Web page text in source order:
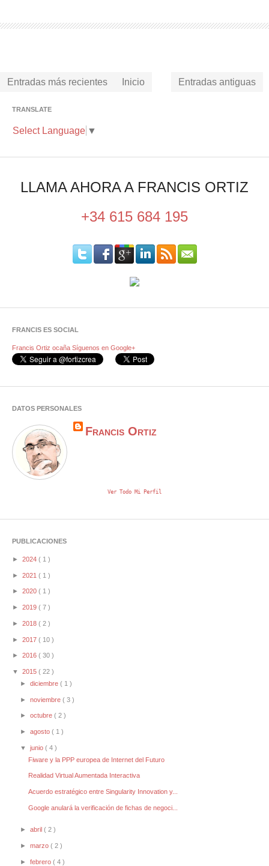
Entradas más recientes Entradas antiguas
Inicio
TRANSLATE
Select Language ▼
LLAMA AHORA A FRANCIS ORTIZ
+34 615 684 195
FRANCIS ES SOCIAL
Francis Ortiz ocaña Síguenos en Google+
DATOS PERSONALES
Francis Ortiz
Ver Todo Mi Perfil
PUBLICACIONES
► 2024 ( 1 )
► 2021 ( 1 )
► 2020 ( 1 )
► 2019 ( 7 )
► 2018 ( 2 )
► 2017 ( 10 )
► 2016 ( 30 )
▼ 2015 ( 22 )
►diciembre( 1 )
►noviembre( 3 )
►octubre( 2 )
►agosto( 1 )
▼junio( 4 )
Fiware y la PPP europea de Internet del Futuro
Realidad Virtual Aumentada Interactiva
Acuerdo estratégico entre Singularity Innovation y...
Google anulará la verificación de fichas de negoci...
►abril( 2 )
►marzo( 2 )
►febrero( 4 )